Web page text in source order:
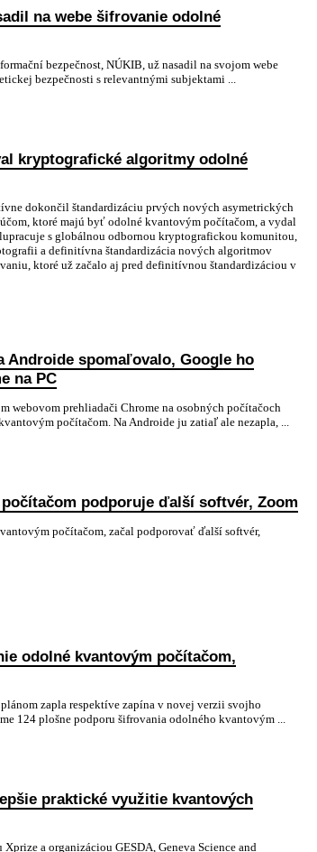
na webe šifrovanie odolné
bezpečnost, NÚKIB, už nasadil na svojom webe
bezpečnosti s relevantnými subjektami ...
kryptografické algoritmy odolné
dokončil štandardizáciu prvých nových asymetrických
ktoré majú byť odolné kvantovým počítačom, a vydal
s globálnou odbornou kryptografickou komunitou,
a definitívna štandardizácia nových algoritmov
ktoré už začalo aj pred definitívnou štandardizáciou v
Androide spomaľovalo, Google ho
na PC
webovom prehliadači Chrome na osobných počítačoch
počítačom. Na Androide ju zatiaľ ale nezapla, ...
podporuje ďalší softvér, Zoom
počítačom, začal podporovať ďalší softvér,
odolné kvantovým počítačom,
zapla respektíve zapína v novej verzii svojho
124 plošne podporu šifrovania odolného kvantovým ...
praktické využitie kvantových
a organizáciou GESDA, Geneva Science and